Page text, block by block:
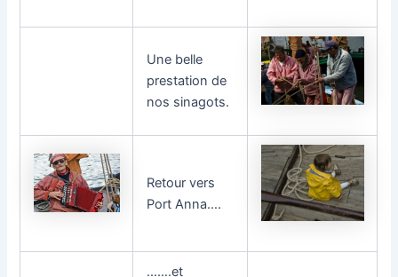
Une belle
prestation de
nos sinagots.
Retour vers
Port Anna….
…….et